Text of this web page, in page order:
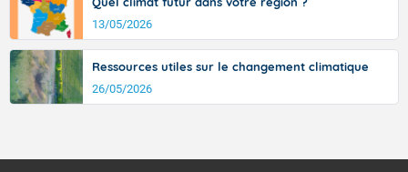
13/05/2026
Ressources utiles sur le changement climatique
26/05/2026